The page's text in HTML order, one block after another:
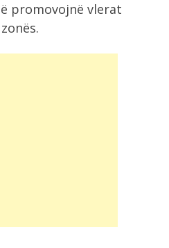
promovojnë vlerat